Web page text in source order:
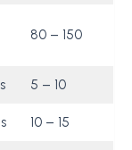
80 – 150
5 – 10
10 – 15